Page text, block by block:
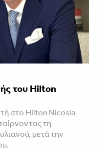
του Hilton
στο Hilton Nicosia
τη
μετά την